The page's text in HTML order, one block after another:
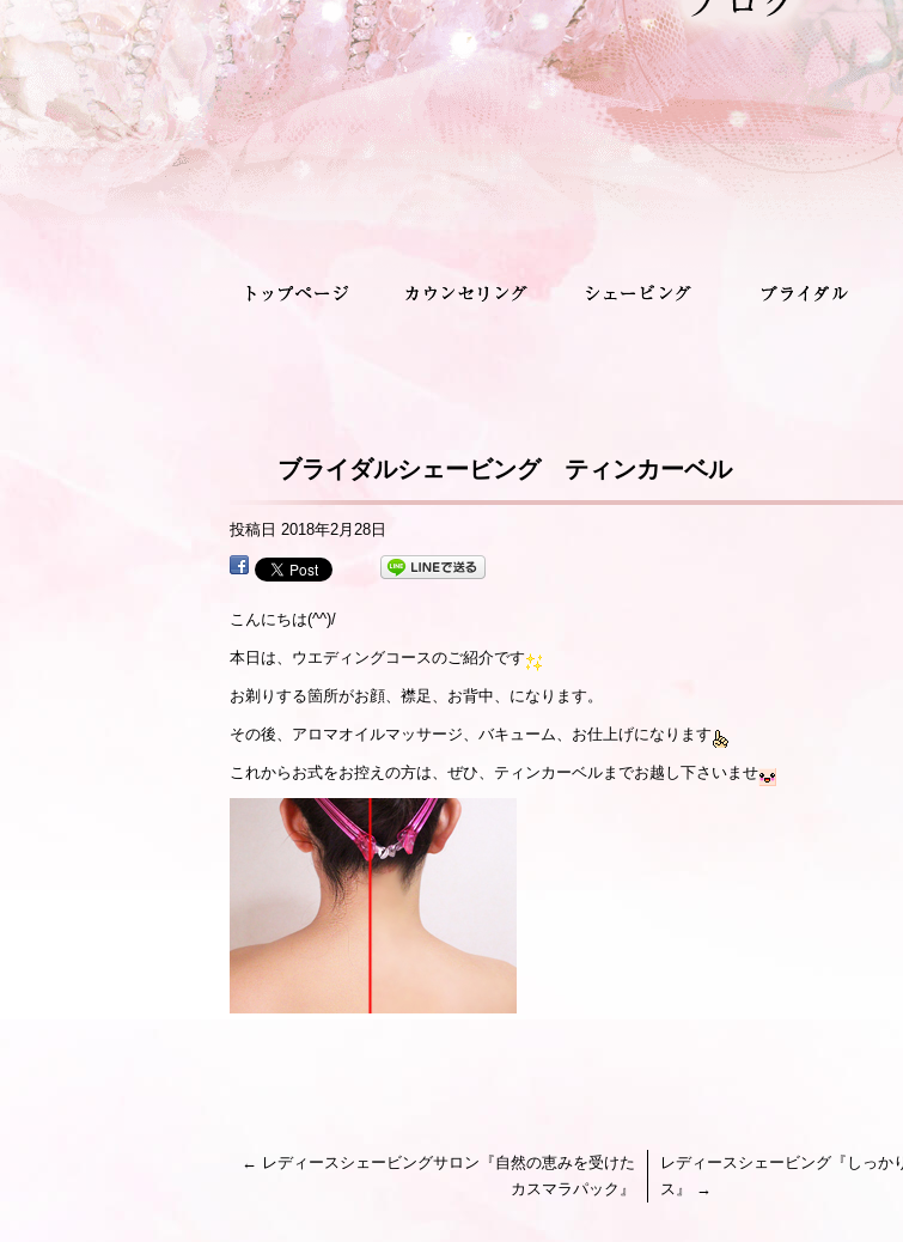
ブライダルシェービング ティンカーベル
投稿日 2018年2月28日
こんにちは(^^)/
本日は、ウエディングコースのご紹介です
お剃りする箇所がお顔、襟足、お背中、になります。
その後、アロマオイルマッサージ、バキューム、お仕上げになります
これからお式をお控えの方は、ぜひ、ティンカーベルまでお越し下さいませ
← レディースシェービングサロン『自然の恵みを受けた
カスマラパック』
レディースシェービング『しっか
ス』
→